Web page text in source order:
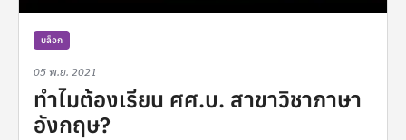
บล็อก
05 พ.ย. 2021
ทำไมต้องเรียน ศศ.บ. สาขาวิชาภาษา
อังกฤษ?